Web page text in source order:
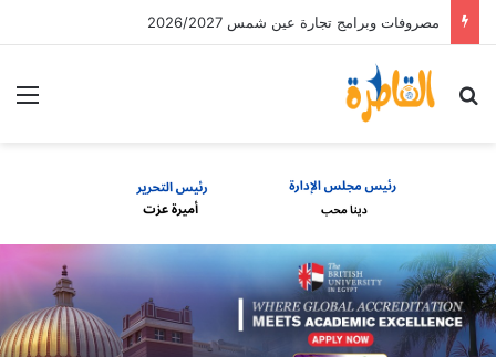
مصروفات وبرامج تجارة عين شمس 2026/2027
بحث عن